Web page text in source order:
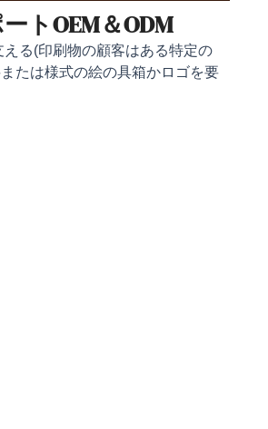
トOEM＆ODM
える(印刷物の顧客はある特定の
たは様式の絵の具箱かロゴを要